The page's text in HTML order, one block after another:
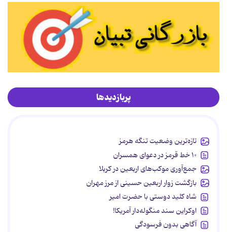
پربازدیدها
تازه‌ترین وضعیت تنگه هرمز
۱۰ خط قرمز در دعوای همسران
جمع‌آوری موکب‌های اربعین در کربلا
بازگشت زوار اربعین حسینی از مرز مهران
شاه کلید دوستی با حضرت امیر
اوکراین سند منگوله‌دار آمریکا!
آگاهی بدون فرسودگی